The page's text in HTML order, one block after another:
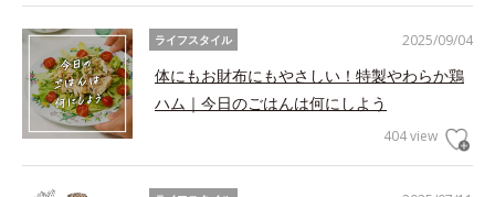
2025/09/04
ライフスタイル
体にもお財布にもやさしい！特製やわらか鶏
ハム｜今日のごはんは何にしよう
404 view